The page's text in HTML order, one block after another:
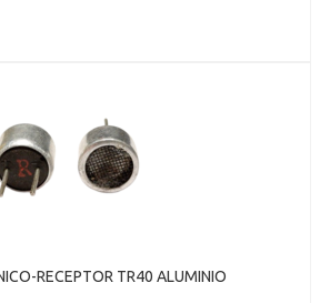
RECEPTOR TR40 ALUMINIO